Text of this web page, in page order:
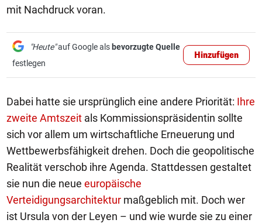
mit Nachdruck voran.
"Heute"auf Google als bevorzugte Quelle
festlegen
Hinzufügen
Dabei hatte sie ursprünglich eine andere Priorität: Ihre
zweite Amtszeit als Kommissionspräsidentin sollte
sich vor allem um wirtschaftliche Erneuerung und
Wettbewerbsfähigkeit drehen. Doch die geopolitische
Realität verschob ihre Agenda. Stattdessen gestaltet
sie nun die neue europäische
Verteidigungsarchitektur maßgeblich mit. Doch wer
ist Ursula von der Leyen – und wie wurde sie zu einer